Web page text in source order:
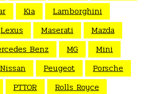
Kia
Lamborghini
Lexus Maserati
Mazda
Benz MG
Mini
Nissan Peugeot
Porsche
PTTOR
Rolls Royce